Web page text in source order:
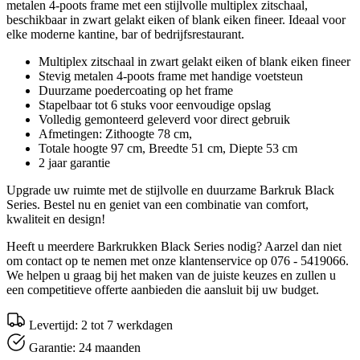
metalen 4-poots frame met een stijlvolle multiplex zitschaal,
beschikbaar in zwart gelakt eiken of blank eiken fineer. Ideaal voor
elke moderne kantine, bar of bedrijfsrestaurant.
Multiplex zitschaal in zwart gelakt eiken of blank eiken fineer
Stevig metalen 4-poots frame met handige voetsteun
Duurzame poedercoating op het frame
Stapelbaar tot 6 stuks voor eenvoudige opslag
Volledig gemonteerd geleverd voor direct gebruik
Afmetingen: Zithoogte 78 cm,
Totale hoogte 97 cm, Breedte 51 cm, Diepte 53 cm
2 jaar garantie
Upgrade uw ruimte met de stijlvolle en duurzame Barkruk Black
Series. Bestel nu en geniet van een combinatie van comfort,
kwaliteit en design!
Heeft u meerdere Barkrukken Black Series nodig? Aarzel dan niet
om contact op te nemen met onze klantenservice op 076 - 5419066.
We helpen u graag bij het maken van de juiste keuzes en zullen u
een competitieve offerte aanbieden die aansluit bij uw budget.
Levertijd: 2 tot 7 werkdagen
Garantie: 24 maanden